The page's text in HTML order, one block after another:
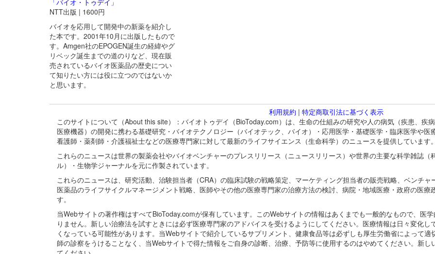
NTT出版 | 1600円
バイオを応用して開発中の新薬を紹介し
た本です。2001年10月に出版したもので
す。Amgen社のEPOGEN誕生の経緯やグ
リベック誕生までの道のりなど、現在販
売されているバイオ医薬品の歴史につい
て知りたい方には役に立つのではないか
と思います。
利用規約 | 特定商取引法に基づく表示
このサイトについて（About this site）：バイオトゥデイ（BioToday.com）は、生命の仕組みの研究や人の病気（疾患、疾
医療機器）の開発に携わる基礎研究・バイオテクノロジー（バイオテック、バイオ）・応用医学・基礎医学・臨床医学や
看護師・薬剤師・介護福祉士などの医療専門家に対して最新のライフサイエンス（生命科学）のニュースを提供しています
これらのニュースは世界の製薬会社やバイオベンチャーのプレスリリース（ニュースリリース）や世界の主要な科学雑誌
ル）・生物学ジャーナルを元に作製されています。
これらのニュースは、研究活動、治験担当者（CRA）の臨床試験の戦略策定、マーケティング担当者の販売戦略、ベンチ
医薬品のライフサイクルマネージメント戦略、医師やその他の医療専門家の治療方法の検討、病院・地域医療・政府の医
す。
当Webサイトの著作権はすべてBioToday.comが保有しています。このWebサイトの情報はあくまでも一般的なもので、医
りません。新しい治療法を試すときには必ず医療専門家のアドバイスを受けるようにしてください。医療情報は日々変化
くなっている可能性があります。当Webサイトで紹介しているサプリメント、健康食品等は必ずしも厚生労働省によって
師の診察をうけることなく、当Webサイトで得た情報をご自身の診断、治療、予防等に使用するのはやめてください。新